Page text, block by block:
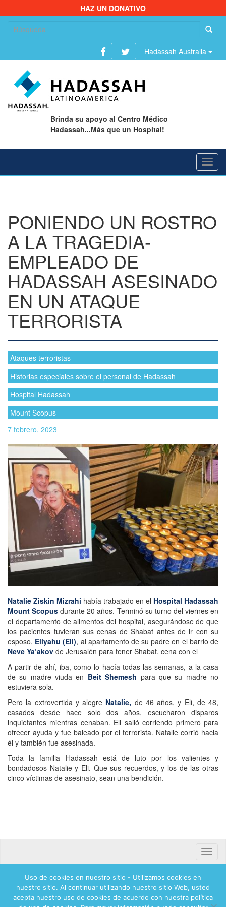
HAZ UN DONATIVO
Hadassah Australia
Brinda su apoyo al Centro Médico
Hadassah...Más que un Hospital!
PONIENDO UN ROSTRO
A LA TRAGEDIA-
EMPLEADO DE
HADASSAH ASESINADO
EN UN ATAQUE
TERRORISTA
Ataques terroristas
Historias especiales sobre el personal de Hadassah
Hospital Hadassah
Mount Scopus
7 febrero, 2023
Natalie Ziskin Mizrahi había trabajado en el Hospital Hadassah
Mount Scopus durante 20 años. Terminó su turno del viernes en
el departamento de alimentos del hospital, asegurándose de que
los pacientes tuvieran sus cenas de Shabat antes de ir con su
esposo, Eliyahu (Eli), al apartamento de su padre en el barrio de
Neve Ya’akov de Jerusalén para tener Shabat. cena con el
A partir de ahí, iba, como lo hacía todas las semanas, a la casa
de su madre viuda en Beit Shemesh para que su madre no
estuviera sola.
Pero la extrovertida y alegre Natalie, de 46 años, y Eli, de 48,
casados desde hace solo dos años, escucharon disparos
inquietantes mientras cenaban. Eli salió corriendo primero para
ofrecer ayuda y fue baleado por el terrorista. Natalie corrió hacia
él y también fue asesinada.
Toda la familia Hadassah está de luto por los valientes y
bondadosos Natalie y Eli. Que sus recuerdos, y los de las otras
cinco víctimas de asesinato, sean una bendición.
Toggle
Banca mifel 71250 Hadassah Mexico
Uso de cookies en nuestro sitio - Utilizamos cookies en
nuestro sitio. Al continuar utilizando nuestro sitio Web, usted
acepta nuestro uso de cookies de acuerdo con nuestra política